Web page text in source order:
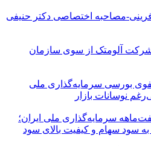
مصاحبه اختصاصی دکتر حنیفی
آلومتک از سوی سازمان
بورسی سرمایه‌گذاری ملی
نوسانات بازار
سرمایه‌گذاری ملی ایران؛
به سود سهام و کیفیت بالای سود